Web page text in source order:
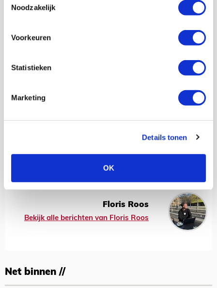
Noodzakelijk
Voorkeuren
Statistieken
Marketing
Details tonen
OK
Floris Roos
Bekijk alle berichten van Floris Roos
Net binnen //